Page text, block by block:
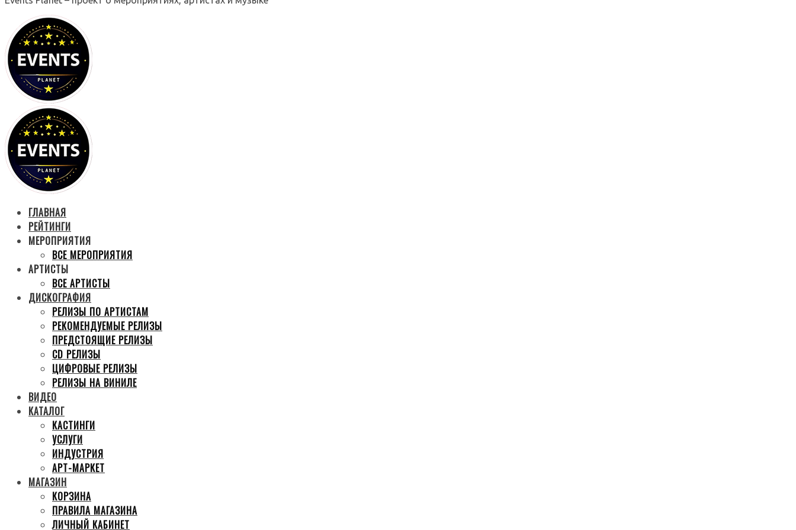
ГЛАВНАЯ
РЕЙТИНГИ
МЕРОПРИЯТИЯ
ВСЕ МЕРОПРИЯТИЯ
АРТИСТЫ
ВСЕ АРТИСТЫ
ДИСКОГРАФИЯ
РЕЛИЗЫ ПО АРТИСТАМ
РЕКОМЕНДУЕМЫЕ РЕЛИЗЫ
ПРЕДСТОЯЩИЕ РЕЛИЗЫ
CD РЕЛИЗЫ
ЦИФРОВЫЕ РЕЛИЗЫ
РЕЛИЗЫ НА ВИНИЛЕ
ВИДЕО
КАТАЛОГ
КАСТИНГИ
УСЛУГИ
ИНДУСТРИЯ
АРТ-МАРКЕТ
МАГАЗИН
КОРЗИНА
ПРАВИЛА МАГАЗИНА
ЛИЧНЫЙ КАБИНЕТ